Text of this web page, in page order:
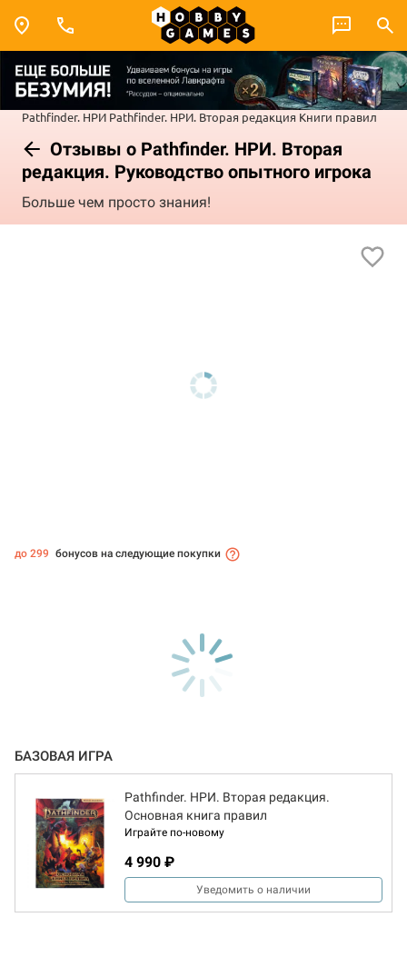
Pathfinder. НРИ Pathfinder. НРИ. Вторая редакция Книги правил
Отзывы о Pathfinder. НРИ. Вторая
редакция. Руководство опытного игрока
Больше чем просто знания!
до 299 бонусов на следующие покупки
БАЗОВАЯ ИГРА
Pathfinder. НРИ. Вторая редакция.
Основная книга правил
Играйте по-новому
4 990 ₽
Уведомить о наличии